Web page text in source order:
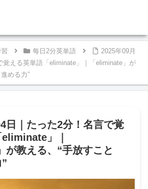
每日2分英単語
2025年09月
覚える英単語「eliminate」｜「eliminate」が
める力”
日｜たった2分！名言で覚
」｜
が教える、“手放すこと